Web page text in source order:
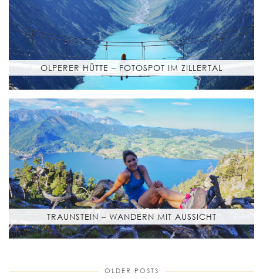
OLPERER HÜTTE – FOTOSPOT IM ZILLERTAL
TRAUNSTEIN – WANDERN MIT AUSSICHT
OLDER POSTS